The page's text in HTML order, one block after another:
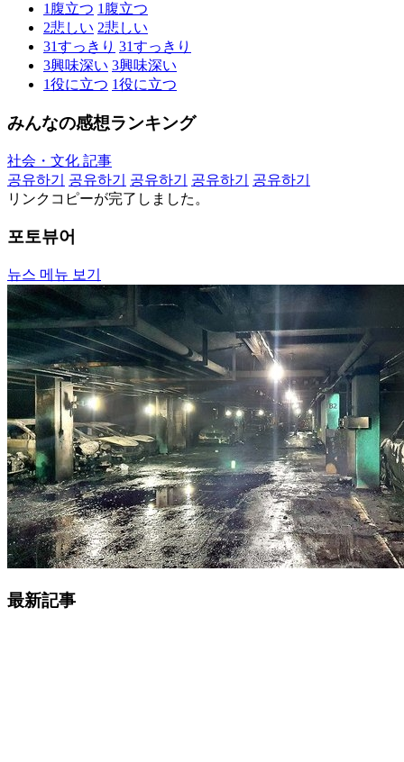
1 腹立つ 1 腹立つ
2悲しい 2悲しい
31すっきり 31すっきり
3興味深い 3興味深い
1役に立つ 1役に立つ
みんなの感想ランキング
社会・文化 記事
공유하기
공유하기 공유하기 공유하기
공유하기
リンクコピーが完了しました。
포토뷰어
뉴스 메뉴 보기
最新記事